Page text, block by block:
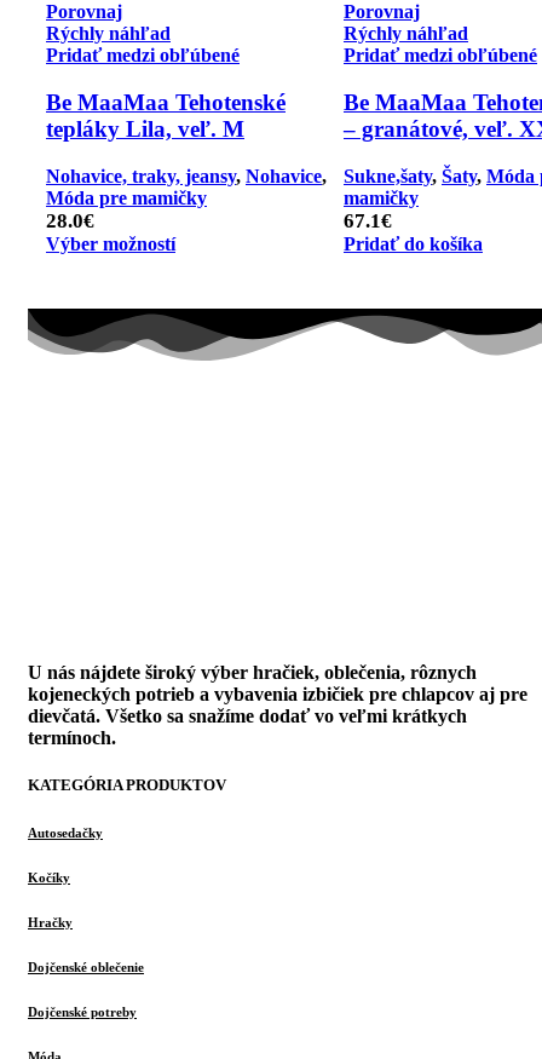
Porovnaj
Rýchly náhľad
Pridať medzi obľúbené
Be MaaMaa Tehotenské
tepláky Lila, veľ. M
Nohavice, traky, jeansy, Nohavice,
Móda pre mamičky
28.0€
Výber možností
Porovnaj
Rýchly náhľad
Pridať medzi obľúbené
Be MaaMaa
– granátové, veľ.
Sukne,šaty, Šaty, Móda
mamičky
67.1€
Pridať do košíka
U nás nájdete široký výber hračiek, oblečenia, rôznych
kojeneckých potrieb a vybavenia izbičiek pre chlapcov aj pre
dievčatá. Všetko sa snažíme dodať vo veľmi krátkych
termínoch.
KATEGÓRIA PRODUKTOV
Autosedačky
Kočíky
Hračky
Dojčenské oblečenie
Dojčenské potreby